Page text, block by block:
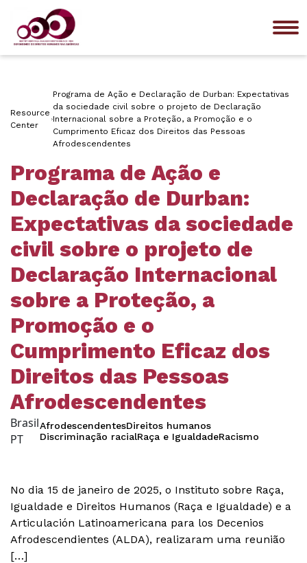
Resource
Center
Programa de Ação e Declaração de Durban: Expectativas
da sociedade civil sobre o projeto de Declaração
Internacional sobre a Proteção, a Promoção e o
Cumprimento Eficaz dos Direitos das Pessoas
Afrodescendentes
Programa de Ação e
Declaração de Durban:
Expectativas da sociedade
civil sobre o projeto de
Declaração Internacional
sobre a Proteção, a
Promoção e o
Cumprimento Eficaz dos
Direitos das Pessoas
Afrodescendentes
Brasil
PT
AfrodescendentesDireitos humanos
Discriminação racialRaça e IgualdadeRacismo
No dia 15 de janeiro de 2025, o Instituto sobre Raça,
Igualdade e Direitos Humanos (Raça e Igualdade) e a
Articulación Latinoamericana para los Decenios
Afrodescendientes (ALDA), realizaram uma reunião
[…]